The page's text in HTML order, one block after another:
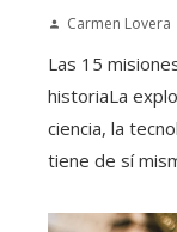
Carmen Lovera
Las 15
historiaLa
ciencia, la
tiene de sí